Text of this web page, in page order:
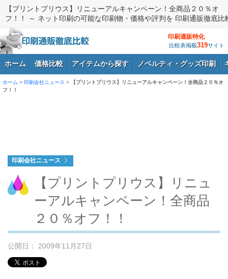
【プリントプリウス】リニューアルキャンペーン！全商品２０％オ
フ！！ ～ ネット印刷の可能な印刷物・価格や評判を 印刷通販徹底比
印刷通販特化
比較表掲載319サイト
ホーム 価格比較 アイテムから探す ノベルティ・グッズ印刷
ホーム > 印刷会社ニュース >
【プリントプリウス】リニューアルキャンペーン！全商品２０％オ
フ！！
印刷会社ニュース
【プリントプリウス】リニュ
ーアルキャンペーン！全商品
２０％オフ！！
公開日： 2009年11月27日